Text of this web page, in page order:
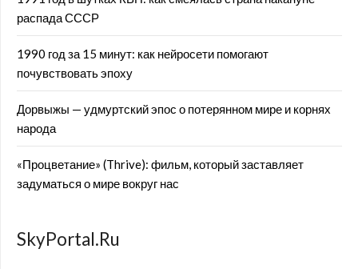
распада СССР
1990 год за 15 минут: как нейросети помогают
почувствовать эпоху
Дорвыжы — удмуртский эпос о потерянном мире и корнях
народа
«Процветание» (Thrive): фильм, который заставляет
задуматься о мире вокруг нас
SkyPortal.Ru